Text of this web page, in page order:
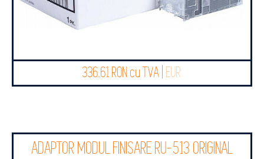
336.61 RON cu TVA | EUR
ADAPTOR MODUL FINISARE RU-513 ORIGINAL